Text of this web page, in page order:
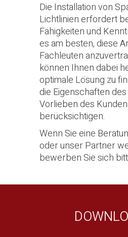
Die Installation von
Lichtlinien erfordert
Fähigkeiten und
es am besten, diese
Fachleuten
können Ihnen dabei
optimale Lösung zu
die Eigenschaften
Vorlieben des Kunden
berücksichtigen.
Wenn Sie eine
oder unser Partner
bewerben Sie sich